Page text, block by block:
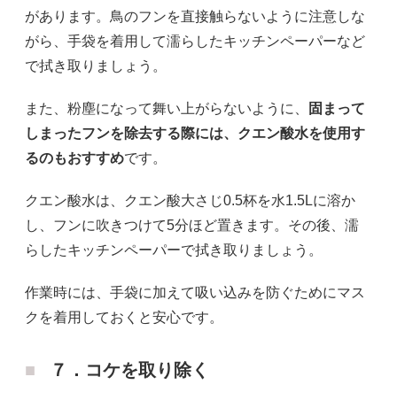
があります。鳥のフンを直接触らないように注意しな
がら、手袋を着用して濡らしたキッチンペーパーなど
で拭き取りましょう。
また、粉塵になって舞い上がらないように、
固まって
しまったフンを除去する際には、クエン酸水を使用す
るのもおすすめです。
クエン酸水は、クエン酸大さじ0.5杯を水1.5Lに溶か
し、フンに吹きつけて5分ほど置きます。その後、濡
らしたキッチンペーパーで拭き取りましょう。
作業時には、手袋に加えて吸い込みを防ぐためにマス
クを着用しておくと安心です。
７．コケを取り除く